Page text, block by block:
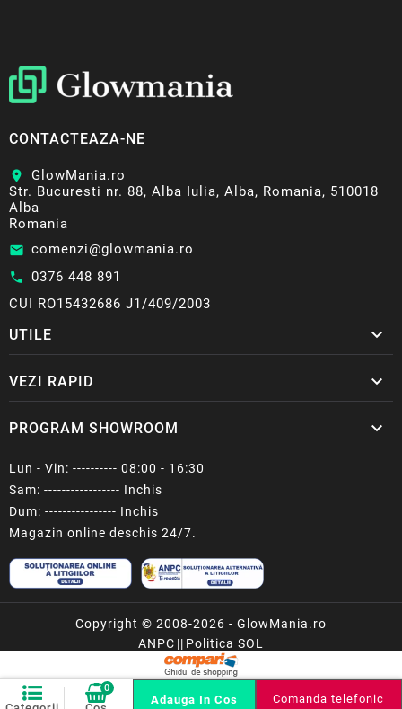
CONTACTEAZA-NE
location_on
GlowMania.ro
Str. Bucuresti nr. 88, Alba Iulia, Alba, Romania, 510018
Alba
Romania
email comenzi@glowmania.ro
call 0376 448 891
CUI RO15432686 J1/409/2003
UTILE 
VEZI RAPID 
PROGRAM SHOWROOM 
Lun - Vin: ---------- 08:00 - 16:30
Sam: ----------------- Inchis
Dum: ---------------- Inchis
Magazin online deschis 24/7.
Copyright © 2008-2026 - GlowMania.ro
ANPC || Politica SOL
0
Adauga In Cos Comanda telefonic